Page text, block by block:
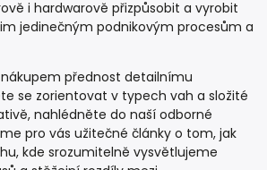
i hardwarově přizpůsobit a vyrobit
jedinečným podnikovým procesům a
přednost detailnímu
se zorientovat v typech vah a složité
nahlédněte do naší odborné
pro vás užitečné články o tom, jak
kde srozumitelně vysvětlujeme